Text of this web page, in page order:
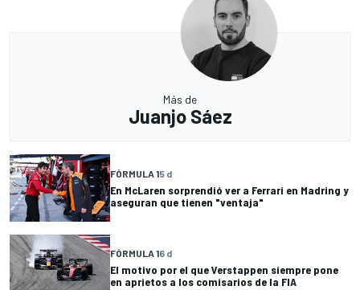
Más de
Juanjo Sáez
FÓRMULA 15 d
En McLaren sorprendió ver a Ferrari en Madring y
aseguran que tienen "ventaja"
FÓRMULA 16 d
El motivo por el que Verstappen siempre pone
en aprietos a los comisarios de la FIA